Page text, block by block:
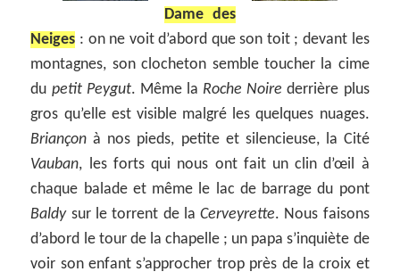
Dame des
Neiges : on ne voit d’abord que son toit ; devant les
montagnes, son clocheton semble toucher la cime
du petit Peygut. Même la Roche Noire derrière plus
gros qu’elle est visible malgré les quelques nuages.
Briançon à nos pieds, petite et silencieuse, la Cité
Vauban, les forts qui nous ont fait un clin d’œil à
chaque balade et même le lac de barrage du pont
Baldysur le torrent de laCerveyrette. Nous faisons
d’abord le tour de la chapelle ; un papa s’inquiète de
voir son enfant s’approcher trop près de la croix et